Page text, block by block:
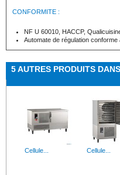
CONFORMITE :
NF U 60010, HACCP,
Automate de régulation
5 AUTRES PRODUITS
Cellule... Cellule...